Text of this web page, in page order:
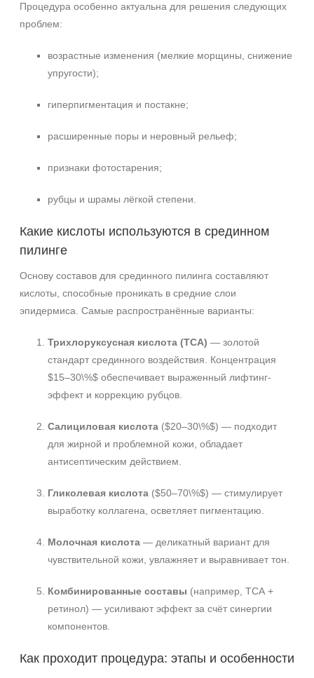
Процедура особенно актуальна для решения следующих
проблем:
возрастные изменения (мелкие морщины, снижение
упругости);
гиперпигментация и постакне;
расширенные поры и неровный рельеф;
признаки фотостарения;
рубцы и шрамы лёгкой степени.
Какие кислоты используются в срединном
пилинге
Основу составов для срединного пилинга составляют
кислоты, способные проникать в средние слои
эпидермиса. Самые распространённые варианты:
Трихлоруксусная кислота (ТСА) — золотой
стандарт срединного воздействия. Концентрация
$15–30\%$ обеспечивает выраженный лифтинг-
эффект и коррекцию рубцов.
Салициловая кислота ($20–30\%$) — подходит
для жирной и проблемной кожи, обладает
антисептическим действием.
Гликолевая кислота ($50–70\%$) — стимулирует
выработку коллагена, осветляет пигментацию.
Молочная кислота — деликатный вариант для
чувствительной кожи, увлажняет и выравнивает тон.
Комбинированные составы (например, ТСА +
ретинол) — усиливают эффект за счёт синергии
компонентов.
Как проходит процедура: этапы и особенности